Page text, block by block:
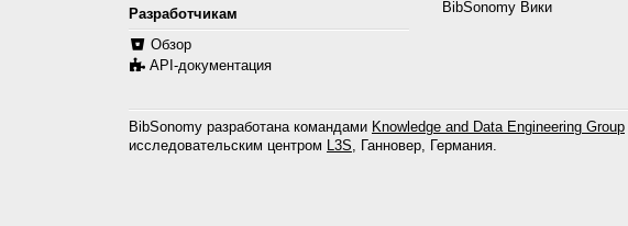
Разработчикам
Обзор
API-документация
BibSonomy Вики
BibSonomy разработана командами Knowledge and Data Engineering Group
исследовательским центром L3S, Ганновер, Германия.